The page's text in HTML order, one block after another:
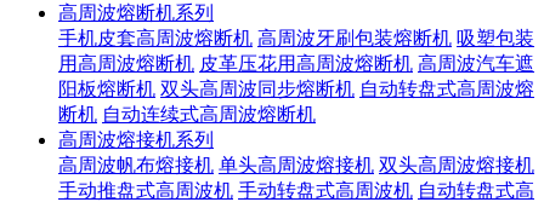
高周波熔断机系列
手机皮套高周波熔断机 高周波牙刷包装熔断机 吸塑包装
用高周波熔断机 皮革压花用高周波熔断机 高周波汽车遮
阳板熔断机 双头高周波同步熔断机 自动转盘式高周波熔
断机 自动连续式高周波熔断机
高周波熔接机系列
高周波帆布熔接机 单头高周波熔接机 双头高周波熔接机
手动推盘式高周波机 手动转盘式高周波机 自动转盘式高